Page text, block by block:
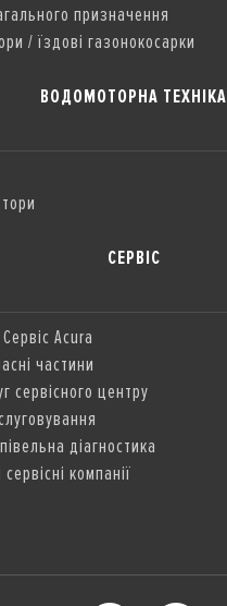
призначення
/ їздові газонокосарки
ВОДОМОТОРНА ТЕХНІКА
СЕРВІС
Acura
частини
сервісного центру
діагностика
компанії